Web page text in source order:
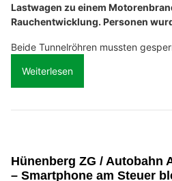
Lastwagen zu einem
Rauchentwicklung. Personen
Beide Tunnelröhren mussten
Weiterlesen
Hünenberg ZG / Autobahn
– Smartphone am Steuer